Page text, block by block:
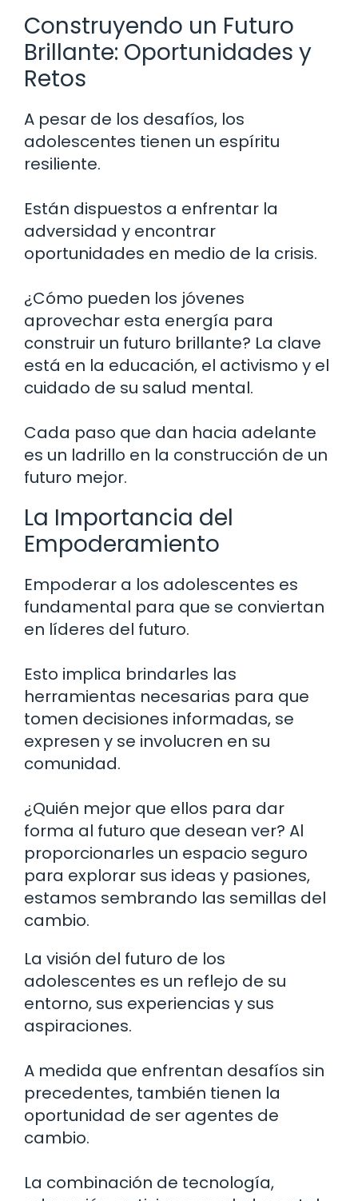
Construyendo un Futuro
Brillante: Oportunidades y
Retos
A pesar de los desafíos, los
adolescentes tienen un espíritu
resiliente.
Están dispuestos a enfrentar la
adversidad y encontrar
oportunidades en medio de la crisis.
¿Cómo pueden los jóvenes
aprovechar esta energía para
construir un futuro brillante? La clave
está en la educación, el activismo y el
cuidado de su salud mental.
Cada paso que dan hacia adelante
es un ladrillo en la construcción de un
futuro mejor.
La Importancia del
Empoderamiento
Empoderar a los adolescentes es
fundamental para que se conviertan
en líderes del futuro.
Esto implica brindarles las
herramientas necesarias para que
tomen decisiones informadas, se
expresen y se involucren en su
comunidad.
¿Quién mejor que ellos para dar
forma al futuro que desean ver? Al
proporcionarles un espacio seguro
para explorar sus ideas y pasiones,
estamos sembrando las semillas del
cambio.
La visión del futuro de los
adolescentes es un reflejo de su
entorno, sus experiencias y sus
aspiraciones.
A medida que enfrentan desafíos sin
precedentes, también tienen la
oportunidad de ser agentes de
cambio.
La combinación de tecnología,